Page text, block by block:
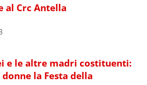
al Crc Antella
e le altre madri costituenti:
la Festa della